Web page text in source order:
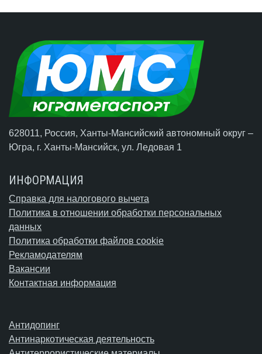
628011, Россия, Ханты-Мансийский автономный округ –
Югра, г. Ханты-Мансийск, ул. Ледовая 1
ИНФОРМАЦИЯ
Справка для налогового вычета
Политика в отношении обработки персональных
данных
Политика обработки файлов cookie
Рекламодателям
Вакансии
Контактная информация
Антидопинг
Антинаркотическая деятельность